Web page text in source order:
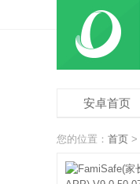
安卓首页
您的位置： 首页 >